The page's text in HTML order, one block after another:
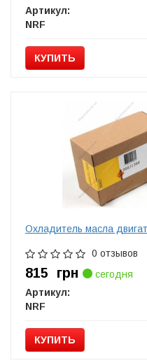
Артикул:
NRF
КУПИТЬ
Охладитель масла
0 отзывов
815 грн
сегодня
Артикул:
NRF
КУПИТЬ